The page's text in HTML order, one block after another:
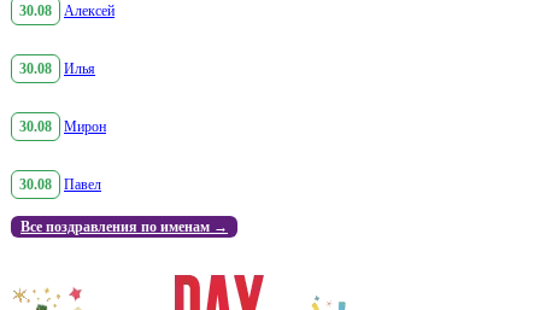
30.08 Алексей
30.08 Илья
30.08 Мирон
30.08 Павел
Все поздравления по именам →